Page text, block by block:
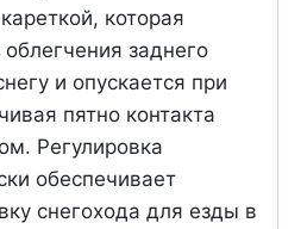
которая
заднего
и опускается при
пятно контакта
Регулировка
обеспечивает
снегохода для езды в